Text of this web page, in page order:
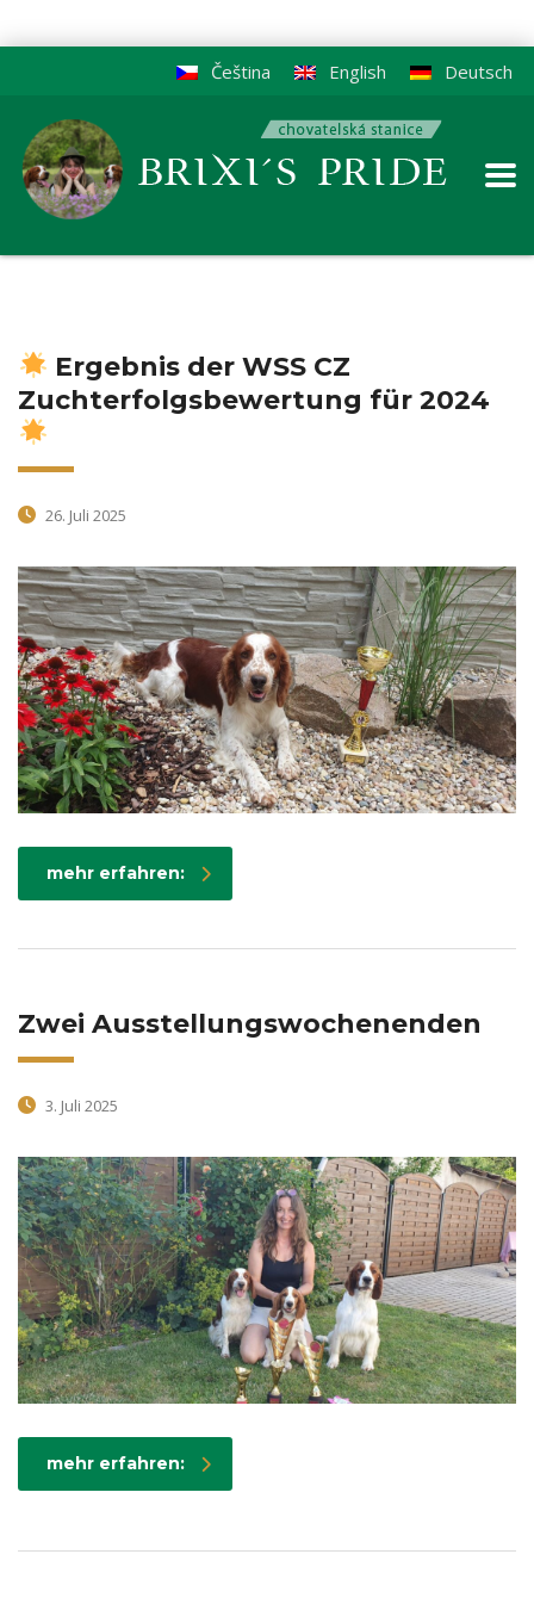
Deutsch
English
Čeština
Ergebnis der WSS CZ
Zuchterfolgsbewertung für 2024
26. Juli 2025
mehr erfahren:
Zwei Ausstellungswochenenden
3. Juli 2025
mehr erfahren: